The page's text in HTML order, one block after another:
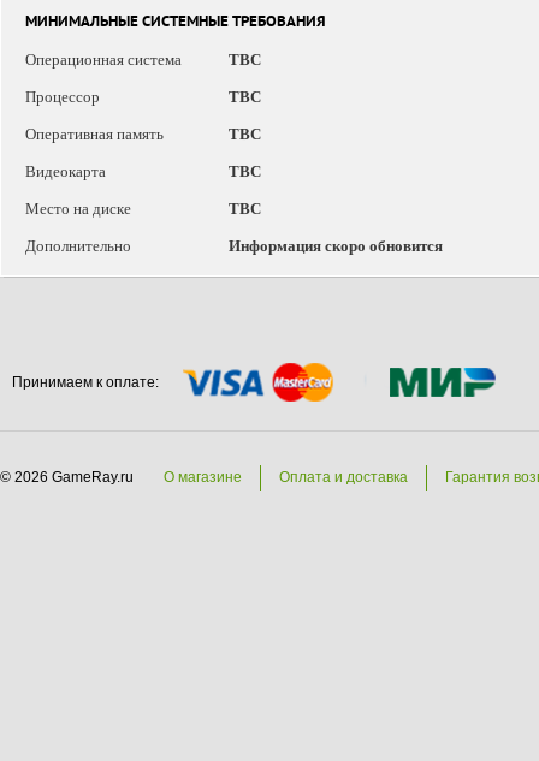
МИНИМАЛЬНЫЕ СИСТЕМНЫЕ ТРЕБОВАНИЯ
Операционная система
TBC
Процессор TBC
Оперативная память TBC
Видеокарта TBC
Место на диске TBC
Дополнительно Информация скоро обновится
Принимаем к оплате:
© 2026 GameRay.ru О магазине Оплата и доставка Гарантия